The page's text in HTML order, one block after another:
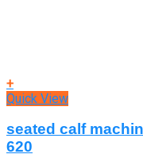
+
Quick View
seated calf
620